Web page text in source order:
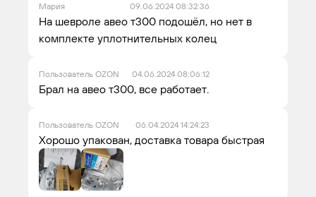
Мария 09.06.2024 08:32:36
На шевроле авео т300 подошёл, но нет в
комплекте уплотнительных колец
Пользователь OZON 04.06.2024 08:06:12
Брал на авео т300, все работает.
Пользователь OZON 06.04.2024 14:24:23
Хорошо упакован, доставка товара быстрая